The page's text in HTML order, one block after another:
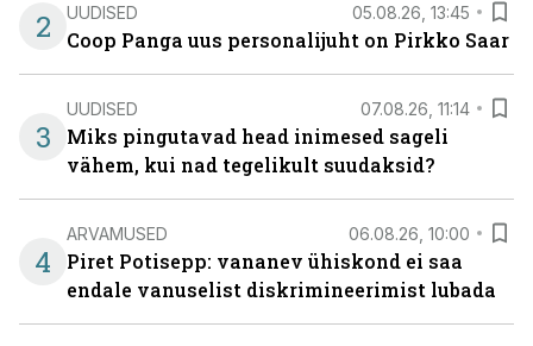
2 UUDISED 05.08.26, 13:45
Coop Panga uus personalijuht on Pirkko Saar
3
UUDISED 07.08.26, 11:14
Miks pingutavad head inimesed sageli
vähem, kui nad tegelikult suudaksid?
4
ARVAMUSED 06.08.26, 10:00
Piret Potisepp: vananev ühiskond ei saa
endale vanuselist diskrimineerimist lubada